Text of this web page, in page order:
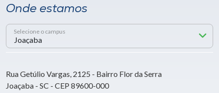
Onde estamos
Selecione o campus
Rua Getúlio Vargas, 2125 - Bairro Flor da Serra
Joaçaba - SC - CEP 89600-000